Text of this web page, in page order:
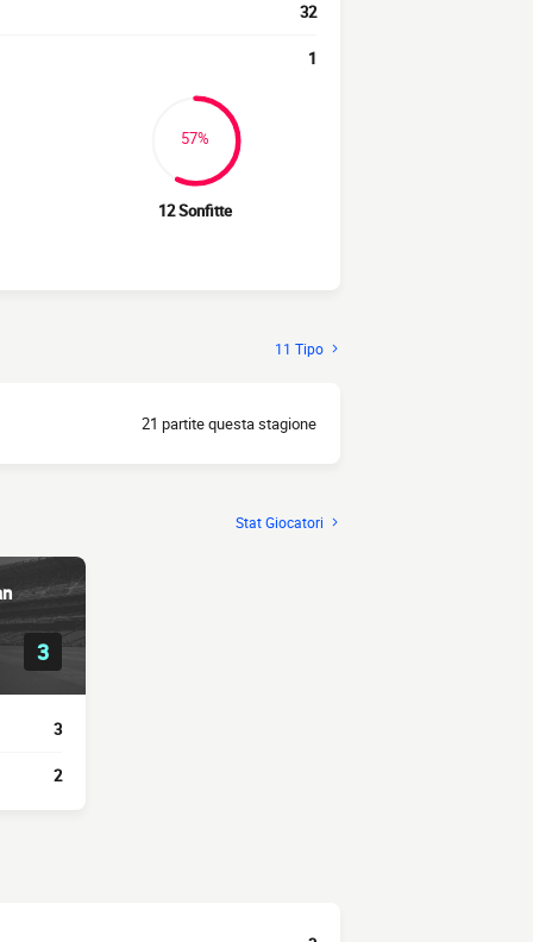
32
1
57%
12 Sonfitte
11 Tipo
21 partite questa stagione
Stat Giocatori
3
3
2